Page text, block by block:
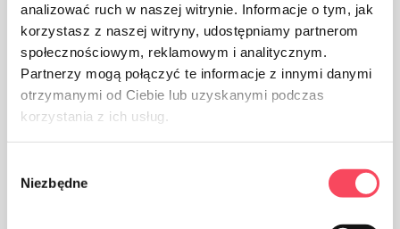
analizować ruch w naszej witrynie. Informacje o tym, jak
korzystasz z naszej witryny, udostępniamy partnerom
społecznościowym, reklamowym i analitycznym.
Partnerzy mogą połączyć te informacje z innymi danymi
otrzymanymi od Ciebie lub uzyskanymi podczas
korzystania z ich usług.
zgody
Niezbędne
Produktet er laget av polyetylen med lav tetthet, det kan
resirkuleres